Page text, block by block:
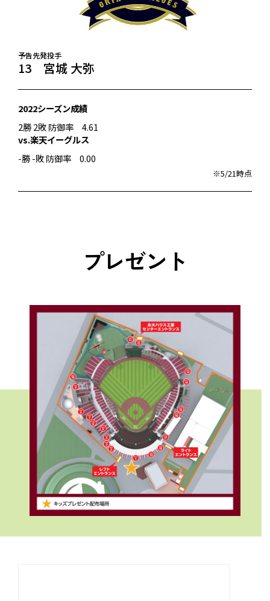
予告先発投手
13 宮城 大弥
2022シーズン成績
2勝 2敗 防御率 4.61
vs.楽天イーグルス
-勝 -敗 防御率 0.00
※5/21時点
プレゼント